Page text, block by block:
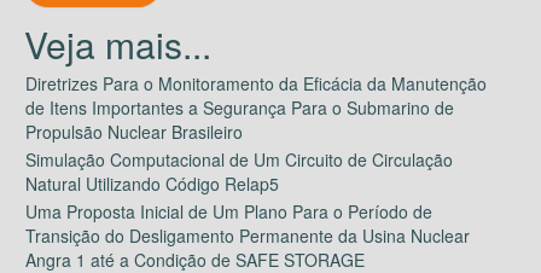
Diretrizes Para o Monitoramento da Eficácia da Manutenção
de Itens Importantes a Segurança Para o Submarino de
Propulsão Nuclear Brasileiro
Simulação Computacional de Um Circuito de Circulação
Natural Utilizando Código Relap5
Uma Proposta Inicial de Um Plano Para o Período de
Transição do Desligamento Permanente da Usina Nuclear
Angra 1 até a Condição de SAFE STORAGE